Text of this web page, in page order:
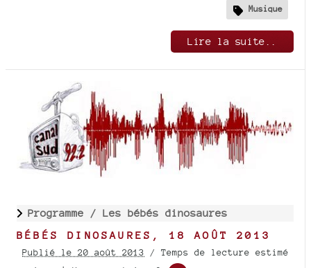
Musique
Lire la suite..
Programme / Les bébés dinosaures
BÉBÉS DINOSAURES, 18 AOÛT 2013
Publié le 20 août 2013 / Temps de lecture estimé